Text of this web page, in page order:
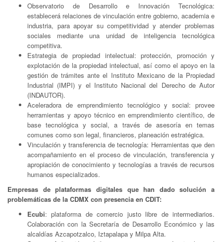
Observatorio de Desarrollo e Innovación Tecnológica:
establecerá relaciones de vinculación entre gobierno, academia e
industria, para apoyar su competitividad y atender problemas
sociales mediante una unidad de inteligencia tecnológica
competitiva.
Estrategia de propiedad intelectual: protección, promoción y
explotación de la propiedad intelectual, así como el apoyo en la
gestión de trámites ante el Instituto Mexicano de la Propiedad
Industrial (IMPI) y el Instituto Nacional del Derecho de Autor
(INDAUTOR).
Aceleradora de emprendimiento tecnológico y social: provee
herramientas y apoyo técnico en emprendimiento científico, de
base tecnológica y social, a través de asesoría en temas
comunes como son legal, financieros, planeación estratégica.
Vinculación y transferencia de tecnología: Herramientas que den
acompañamiento en el proceso de vinculación, transferencia y
apropiación de conocimiento y tecnologías a través de recursos
humanos especializados.
Empresas de plataformas digitales que han dado solución a
problemáticas de la CDMX con presencia en CDIT:
Ecubi: plataforma de comercio justo libre de intermediarios.
Colaboración con la Secretaría de Desarrollo Económico y las
alcaldías Azcapotzalco, Iztapalapa y Milpa Alta.